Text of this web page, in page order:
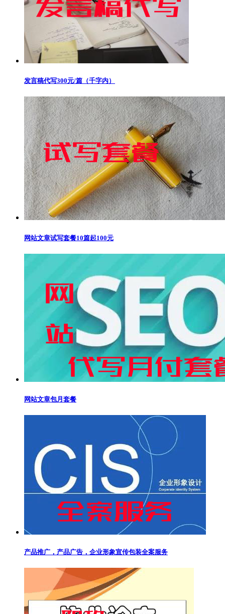
发言稿代写300元/篇（千字内）
网站文章试写套餐10篇起100元
网站文章包月套餐
产品推广，产品广告，企业形象宣传包装全案服务